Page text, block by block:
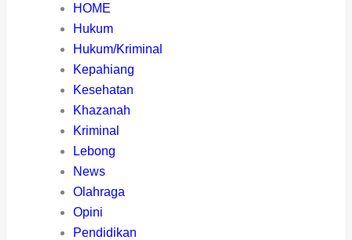
HOME
Hukum
Hukum/Kriminal
Kepahiang
Kesehatan
Khazanah
Kriminal
Lebong
News
Olahraga
Opini
Pendidikan